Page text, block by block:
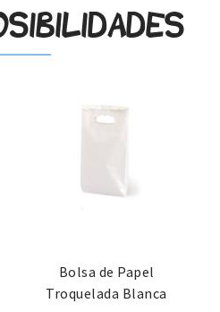
Bolsa de Papel
Troquelada Blanca